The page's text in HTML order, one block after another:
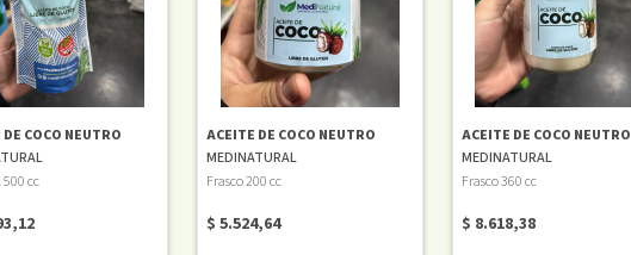
COCO NEUTRO
cc
ACEITE DE COCO NEUTRO
MEDINATURAL
Frasco 200 cc
$ 5.524,64
ACEITE DE COCO NEUTRO
MEDINATURAL
Frasco 360 cc
$ 8.618,38